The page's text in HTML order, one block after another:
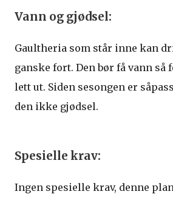
Vann og gjødsel:
Gaultheria som står inne kan
ganske fort. Den bør få vann så
lett ut. Siden sesongen er
den ikke gjødsel.
Spesielle krav:
Ingen spesielle krav, denne